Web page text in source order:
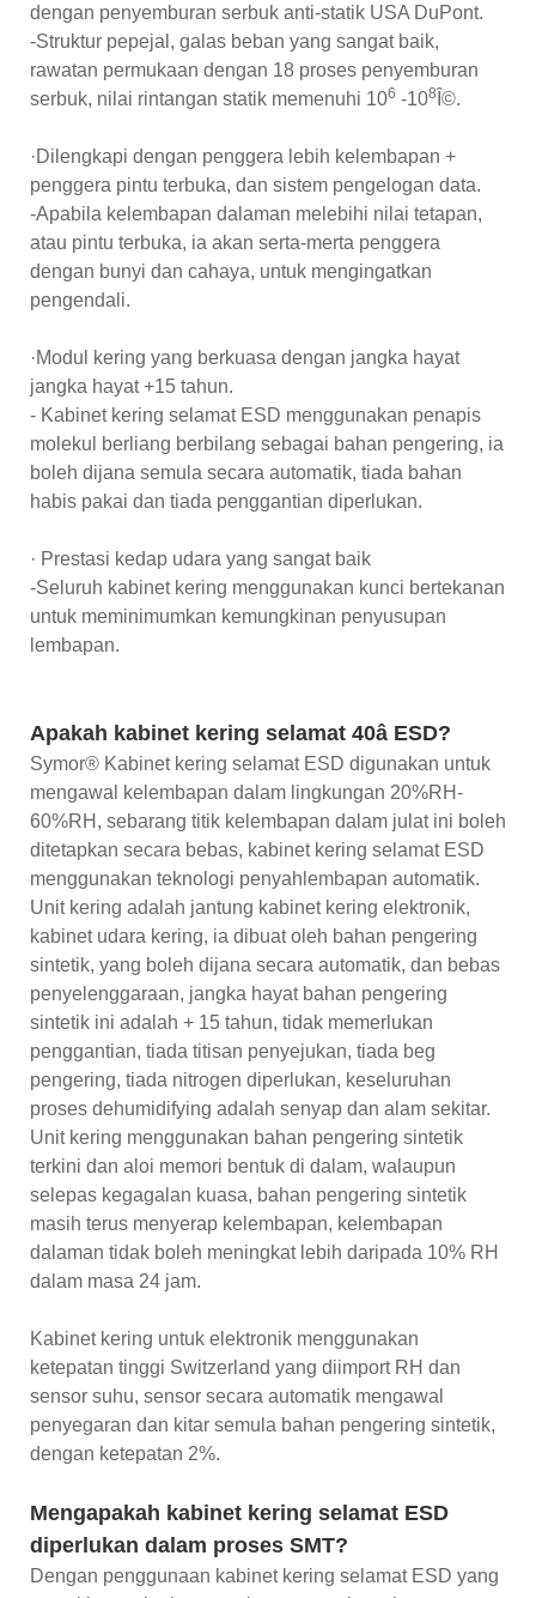
dengan penyemburan serbuk anti-statik USA DuPont.
-Struktur pepejal, galas beban yang sangat baik,
rawatan permukaan dengan 18 proses penyemburan
serbuk, nilai rintangan statik memenuhi 106 -108 Î©.
·Dilengkapi dengan penggera lebih kelembapan +
penggera pintu terbuka, dan sistem pengelogan data.
-Apabila kelembapan dalaman melebihi nilai tetapan,
atau pintu terbuka, ia akan serta-merta penggera
dengan bunyi dan cahaya, untuk mengingatkan
pengendali.
·Modul kering yang berkuasa dengan jangka hayat
jangka hayat +15 tahun.
- Kabinet kering selamat ESD menggunakan penapis
molekul berliang berbilang sebagai bahan pengering, ia
boleh dijana semula secara automatik, tiada bahan
habis pakai dan tiada penggantian diperlukan.
· Prestasi kedap udara yang sangat baik
-Seluruh kabinet kering menggunakan kunci bertekanan
untuk meminimumkan kemungkinan penyusupan
lembapan.
Apakah kabinet kering selamat 40â ESD?
Symor® Kabinet kering selamat ESD digunakan untuk
mengawal kelembapan dalam lingkungan 20%RH-
60%RH, sebarang titik kelembapan dalam julat ini boleh
ditetapkan secara bebas, kabinet kering selamat ESD
menggunakan teknologi penyahlembapan automatik.
Unit kering adalah jantung kabinet kering elektronik,
kabinet udara kering, ia dibuat oleh bahan pengering
sintetik, yang boleh dijana secara automatik, dan bebas
penyelenggaraan, jangka hayat bahan pengering
sintetik ini adalah + 15 tahun, tidak memerlukan
penggantian, tiada titisan penyejukan, tiada beg
pengering, tiada nitrogen diperlukan, keseluruhan
proses dehumidifying adalah senyap dan alam sekitar.
Unit kering menggunakan bahan pengering sintetik
terkini dan aloi memori bentuk di dalam, walaupun
selepas kegagalan kuasa, bahan pengering sintetik
masih terus menyerap kelembapan, kelembapan
dalaman tidak boleh meningkat lebih daripada 10% RH
dalam masa 24 jam.
Kabinet kering untuk elektronik menggunakan
ketepatan tinggi Switzerland yang diimport RH dan
sensor suhu, sensor secara automatik mengawal
penyegaran dan kitar semula bahan pengering sintetik,
dengan ketepatan 2%.
Mengapakah kabinet kering selamat ESD
diperlukan dalam proses SMT?
Dengan penggunaan kabinet kering selamat ESD yang